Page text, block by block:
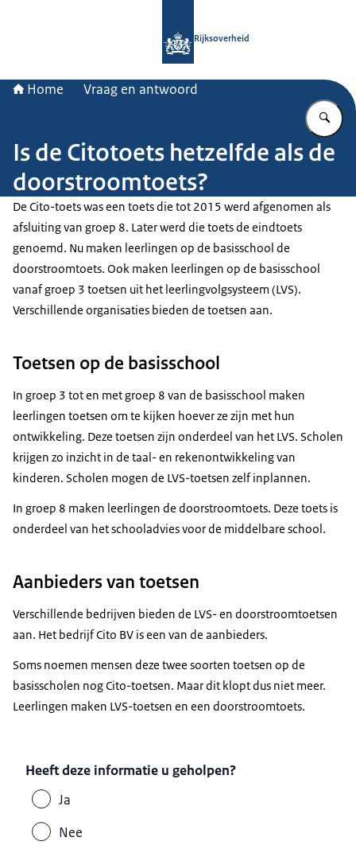
Rijksoverheid
Home Vraag en antwoord
Is de Citotoets hetzelfde als de
doorstroomtoets?
De Cito-toets was een toets die tot 2015 werd afgenomen als
afsluiting van groep 8. Later werd die toets de eindtoets
genoemd. Nu maken leerlingen op de basisschool de
doorstroomtoets. Ook maken leerlingen op de basisschool
vanaf groep 3 toetsen uit het leerlingvolgsysteem (LVS).
Verschillende organisaties bieden de toetsen aan.
Toetsen op de basisschool
In groep 3 tot en met groep 8 van de basisschool maken
leerlingen toetsen om te kijken hoever ze zijn met hun
ontwikkeling. Deze toetsen zijn onderdeel van het LVS. Scholen
krijgen zo inzicht in de taal- en rekenontwikkeling van
kinderen. Scholen mogen de LVS-toetsen zelf inplannen.
In groep 8 maken leerlingen de doorstroomtoets. Deze toets is
onderdeel van het schooladvies voor de middelbare school.
Aanbieders van toetsen
Verschillende bedrijven bieden de LVS- en doorstroomtoetsen
aan. Het bedrijf Cito BV is een van de aanbieders.
Soms noemen mensen deze twee soorten toetsen op de
basisscholen nog Cito-toetsen. Maar dit klopt dus niet meer.
Leerlingen maken LVS-toetsen en een doorstroomtoets.
Heeft deze informatie u geholpen?
Ja
Nee